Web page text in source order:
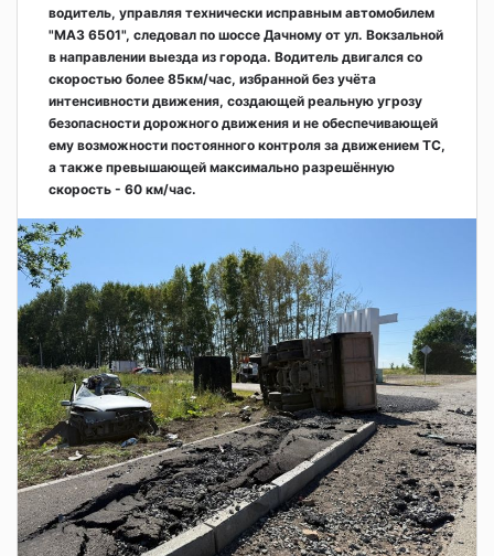
водитель, управляя технически исправным автомобилем
"МАЗ 6501", следовал по шоссе Дачному от ул. Вокзальной
в направлении выезда из города. Водитель двигался со
скоростью более 85км/час, избранной без учёта
интенсивности движения, создающей реальную угрозу
безопасности дорожного движения и не обеспечивающей
ему возможности постоянного контроля за движением ТС,
а также превышающей максимально разрешённую
скорость - 60 км/час.